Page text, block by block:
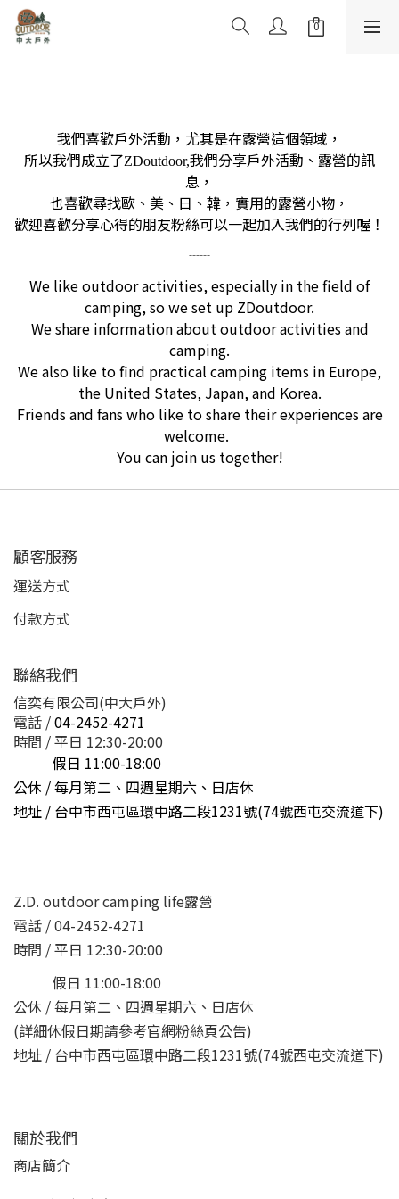
我們喜歡戶外活動，尤其是在露營這個領域，
所以我們成立了ZDoutdoor,我們分享戶外活動、露營的訊
息，
也喜歡尋找歐、美、日、韓，實用的露營小物，
歡迎喜歡分享心得的朋友粉絲可以一起加入我們的行列喔！
------
We like outdoor activities, especially in the field of
camping,so we set up ZDoutdoor.
We share information about outdoor activities and
camping.
We also like to find practical camping items in Europe,
the United States, Japan, and Korea.
Friends and fans who like to share their experiences are
welcome.
You can join us together!
顧客服務
運送方式
付款方式
聯絡我們
信奕有限公司(中大戶外)
電話 /04-2452-4271
時間 / 平日 12:30-20:00
假日 11:00-18:00
公休 / 每月第二、四週星期六、日店休
地址 / 台中市西屯區環中路二段1231號(74號西屯交流道下)
Z.D. outdoor camping life露營
電話 / 04-2452-4271
時間 / 平日 12:30-20:00
假日 11:00-18:00
公休 / 每月第二、四週星期六、日店休
(詳細休假日期請參考官網粉絲頁公告)
地址 / 台中市西屯區環中路二段1231號(74號西屯交流道下)
關於我們
商店簡介